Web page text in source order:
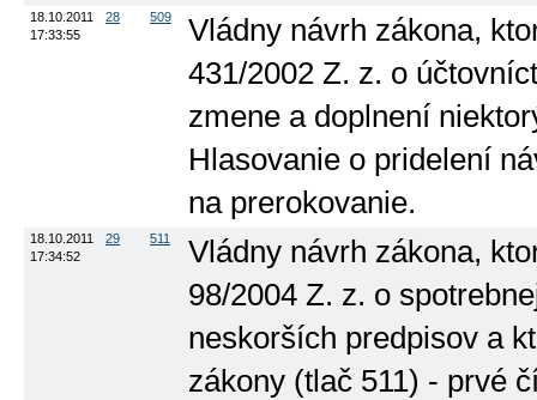
18.10.2011
17:33:55
28 509
Vládny návrh zákona,
431/2002 Z. z. o
zmene a doplnení
Hlasovanie o pridelení
na prerokovanie.
18.10.2011
17:34:52
29 511
Vládny návrh zákona,
98/2004 Z. z. o
neskorších predpisov a
zákony (tlač 511) - prvé